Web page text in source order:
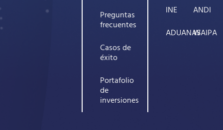
Preguntas
frecuentes
Casos de
éxito
Portafolio
de
inversiones
INE
ADUANAS
ANDI
WAIPA